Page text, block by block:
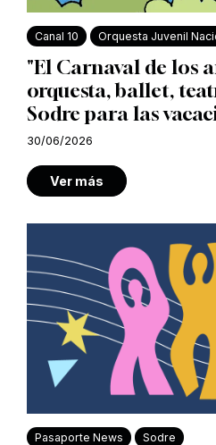
Canal 10 Orquesta Juvenil
"El Carnaval de los
orquesta, ballet,
Sodre para las
30/06/2026
Ver más
Pasaporte News Sodre